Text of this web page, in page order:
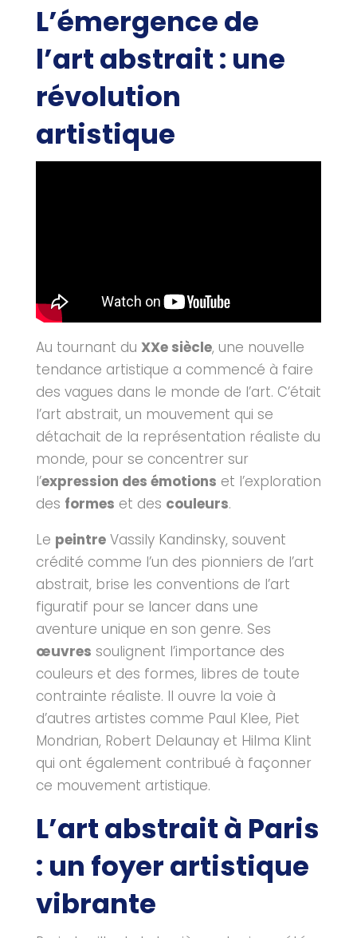
L’émergence de
l’art abstrait : une
révolution
artistique
Au tournant du XXe siècle, une nouvelle
tendance artistique a commencé à faire
des vagues dans le monde de l’art. C’était
l’art abstrait, un mouvement qui se
détachait de la représentation réaliste du
monde, pour se concentrer sur
l’expression des émotions et l’exploration
des formes et des couleurs.
Le peintreVassily Kandinsky, souvent
crédité comme l’un des pionniers de l’art
abstrait, brise les conventions de l’art
figuratif pour se lancer dans une
aventure unique en son genre. Ses
œuvres soulignent l’importance des
couleurs et des formes, libres de toute
contrainte réaliste. Il ouvre la voie à
d’autres artistes comme Paul Klee, Piet
Mondrian, Robert Delaunay et Hilma Klint
qui ont également contribué à façonner
ce mouvement artistique.
L’art abstrait à Paris
: un foyer artistique
vibrante